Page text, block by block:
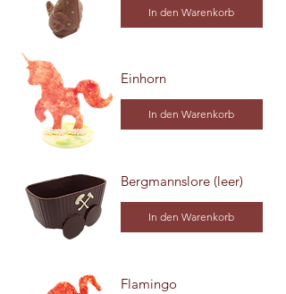
In den Warenkorb
Einhorn
In den Warenkorb
Bergmannslore (leer)
In den Warenkorb
Flamingo